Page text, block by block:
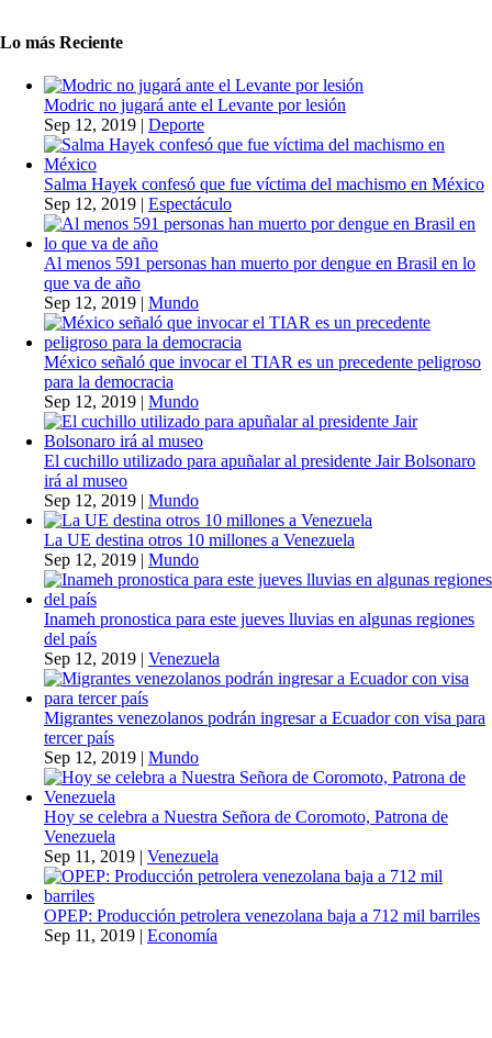
Lo más Reciente
Modric no jugará ante el Levante por lesión
Sep 12, 2019 | Deporte
Salma Hayek confesó que fue víctima del machismo en México
Sep 12, 2019 | Espectáculo
Al menos 591 personas han muerto por dengue en Brasil en lo
que va de año
Sep 12, 2019 | Mundo
México señaló que invocar el TIAR es un precedente peligroso
para la democracia
Sep 12, 2019 | Mundo
El cuchillo utilizado para apuñalar al presidente Jair Bolsonaro
irá al museo
Sep 12, 2019 | Mundo
La UE destina otros 10 millones a Venezuela
Sep 12, 2019 | Mundo
Inameh pronostica para este jueves lluvias en algunas regiones
del país
Sep 12, 2019 | Venezuela
Migrantes venezolanos podrán ingresar a Ecuador con visa para
tercer país
Sep 12, 2019 | Mundo
Hoy se celebra a Nuestra Señora de Coromoto, Patrona de
Venezuela
Sep 11, 2019 | Venezuela
OPEP: Producción petrolera venezolana baja a 712 mil barriles
Sep 11, 2019 | Economía